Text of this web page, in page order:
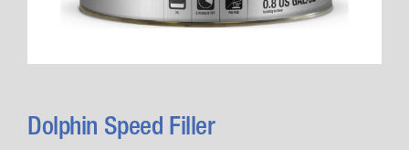
Dolphin Speed Filler